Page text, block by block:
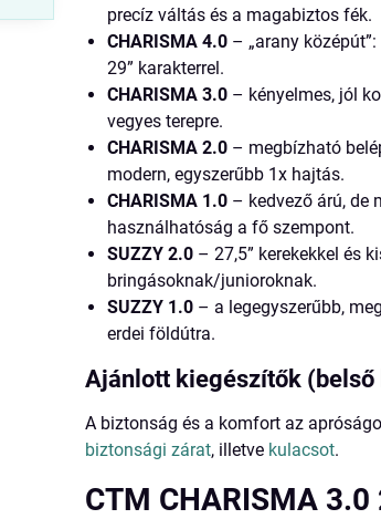
precíz váltás és a magabiztos fék.
CHARISMA 4.0 – „arany
29” karakterrel.
CHARISMA 3.0 – kényelmes, jól
vegyes terepre.
CHARISMA 2.0 – megbízható
modern, egyszerűbb 1x hajtás.
CHARISMA 1.0 – kedvező árú, de
használhatóság a fő szempont.
SUZZY 2.0 – 27,5” kerekekkel és
bringásoknak/junioroknak.
SUZZY 1.0 – a legegyszerűbb,
erdei földútra.
Ajánlott kiegészítők (belső
A biztonság és a komfort az
biztonsági zárat, illetve kulacsot.
CTM CHARISMA